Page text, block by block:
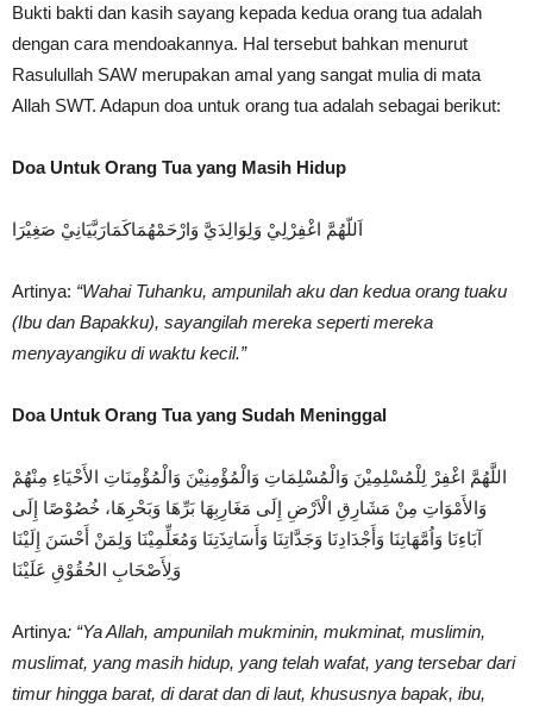
Bukti bakti dan kasih sayang kepada kedua orang tua adalah
dengan cara mendoakannya. Hal tersebut bahkan menurut
Rasulullah SAW merupakan amal yang sangat mulia di mata
Allah SWT. Adapun doa untuk orang tua adalah sebagai berikut:
Doa Untuk Orang Tua yang Masih Hidup
اَللّهُمَّ اغْفِرْلِيْ وَلِوَالِدَيَّ وَارْحَمْهُمَاكَمَارَبَّيَانِيْ صَغِيْرَا
Artinya: “Wahai Tuhanku, ampunilah aku dan kedua orang tuaku
(Ibu dan Bapakku), sayangilah mereka seperti mereka
menyayangiku di waktu kecil.”
Doa Untuk Orang Tua yang Sudah Meninggal
اللَّهُمَّ اغْفِرْ لِلْمُسْلِمِيْنَ وَالْمُسْلِمَاتِ وَالْمُؤْمِنِيْنَ وَالْمُؤْمِنَاتِ الأَحْيَاءِ مِنْهُمْ
وَالأَمْوَاتِ مِنْ مَشَارِقِ الْاَرْضِ إِلَى مَغَارِبِهَا بَرِّهَا وَبَحْرِهَا، خُصُوْصًا إِلَى
آبَاءِنَا وَاُمَّهَاتِنَا وَأَجْدَادِنَا وَجَدَّاتِنَا وَأَسَاتِذَتِنَا وَمُعَلِّمِيْنَا وَلِمَنْ أَحْسَنَ إِلَيْنَا
وَلِأَصْحَابِ الحُقُوْقِ عَلَيْنَا
Artinya: “Ya Allah, ampunilah mukminin, mukminat, muslimin,
muslimat, yang masih hidup, yang telah wafat, yang tersebar dari
timur hingga barat, di darat dan di laut, khususnya bapak, ibu,